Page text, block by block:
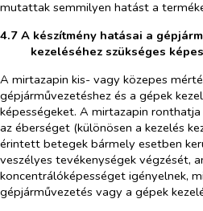
mutattak semmilyen hatást a
4.7 A készítmény hatásai a
kezeléséhez szükséges
A mirtazapin kis- vagy közepes
gépjárművezetéshez és a gépek
képességeket. A mirtazapin
az éberséget (különösen a kezelés
érintett betegek bármely esetben
veszélyes tevékenységek végzését,
koncentrálóképességet igényelnek,
gépjárművezetés vagy a gépek